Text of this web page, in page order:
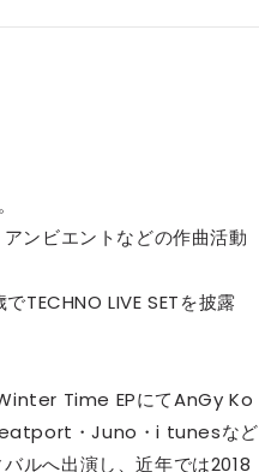
ンビエントなどの作曲活動
TECHNO LIVE SETを披露
Time EPにてAnGy Ko
・Juno・i tunesなど
ルへ出演し、近年では2018